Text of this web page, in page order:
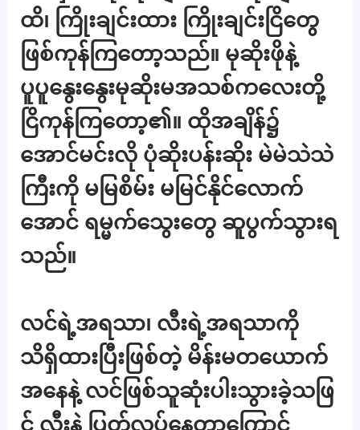
ထိ၊ ကြိုးချင်းထား ကြိုးချင်းငြိတွေ
ဖြစ်ကုန်ကြတော့သည်။ မုဆိုးဖိုနဲ့
ပူပူနွေးနွေးမုဆိုးမအသစ်ကလေးတို့
ငြိကုန်ကြတော့၏။ ထိုအချိန်၌
အောင်မင်းလို ပုံဆိုးပန်းဆိုး မဲမဲသဲသဲ
ကြီးကို မမြစိမ်း မမြင်နိုင်လောက်
အောင် ရမ္မက်သွေးတွေ ဆူပွက်သွားရ
သည်။
လင်ရဲ့အရသာ၊ လီးရဲ့အရသာကို
သိရှိထားပြီးဖြစ်တဲ့ မိန်းမတယောက်
အနေနဲ့ လင်ဖြစ်သူဆုံးပါးသွားခဲ့သဖြ
င့် လီးနဲ့ ပြတ်လပ်နေတာကြောင့်